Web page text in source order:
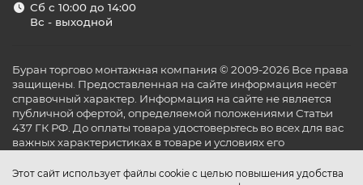
Этот сайт использует файлы cookie с целью повышения удобства
Сб с 10:00 до 14:00
Вс - выходной
Буран торгово монтажная компания © 2009-2026 Все права
защищены. Предоставленная на сайте информация несёт
справочный характер. Информация на сайте не является
публичной офертой, определяемой положениями Статьи
437 ГК РФ. До оплаты товара удостоверьтесь во всех для вас
важных характеристиках в товаре и условиях его